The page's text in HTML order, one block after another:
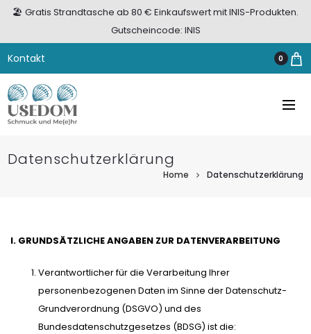
🏖️ Gratis Strandtasche ab 80 € Einkaufswert mit INIS-Produkten.
Gutscheincode: INIS
Kontakt 0
Datenschutzerklärung
Home Datenschutzerklärung
I. GRUNDSÄTZLICHE ANGABEN ZUR DATENVERARBEITUNG
Verantwortlicher für die Verarbeitung Ihrer
personenbezogenen Daten im Sinne der Datenschutz-
Grundverordnung (DSGVO) und des
Bundesdatenschutzgesetzes (BDSG) ist die: